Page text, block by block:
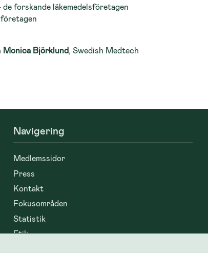
forskande läkemedelsföretagen
Monica Björklund, Swedish Medtech
Navigering
Medlemssidor
Press
Kontakt
Fokusområden
Statistik
Etik